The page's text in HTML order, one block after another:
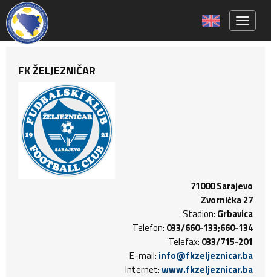
FK ŽELJEZNIČAR
71000 Sarajevo
Zvornička 27
Stadion: Grbavica
Telefon: 033/660-133;660-134
Telefax: 033/715-201
E-mail: info@fkzeljeznicar.ba
Internet:www.fkzeljeznicar.ba